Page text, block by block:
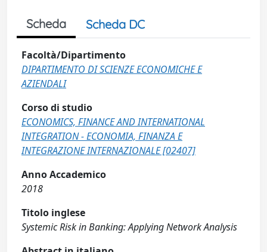
Scheda Scheda DC
Facoltà/Dipartimento
DIPARTIMENTO DI SCIENZE ECONOMICHE E
AZIENDALI
Corso di studio
ECONOMICS, FINANCE AND INTERNATIONAL
INTEGRATION - ECONOMIA, FINANZA E
INTEGRAZIONE INTERNAZIONALE [02407]
Anno Accademico
2018
Titolo inglese
Systemic Risk in Banking: Applying Network Analysis